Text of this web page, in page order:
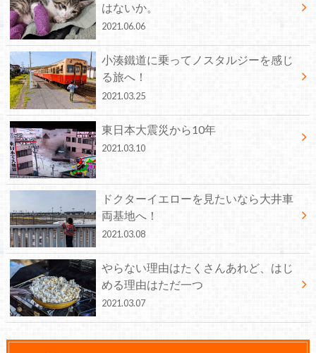
はないか。
2021.06.06
小湊鐵道に乗ってノスタルジーを感じ
る旅へ！
2021.03.25
東日本大震災から10年
2021.03.10
ドクターイエローを見たいなら大井車
両基地へ！
2021.03.08
やらない理由はたくさんあれど、はじ
める理由はただ一つ
2021.03.07